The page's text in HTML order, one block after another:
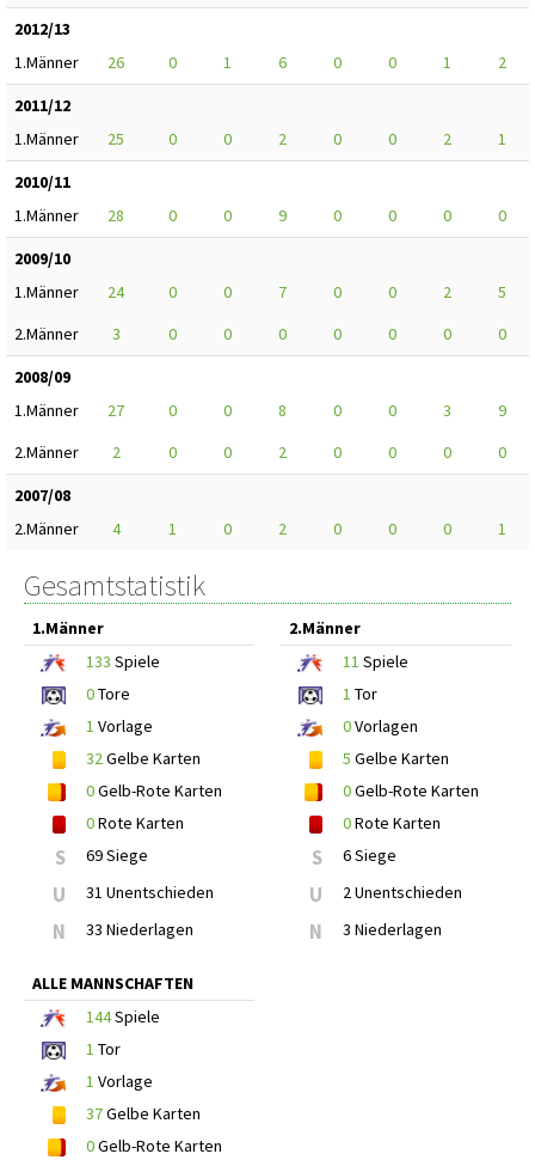
2012/13
1.Männer
26 0 1 6 0 0 1
2
2011/12
1.Männer
25 0 0 2 0 0 2
1
2010/11
1.Männer
28 0 0 9 0 0 0
0
2009/10
1.Männer
24 0 0 7 0 0 2
5
2.Männer
3 0 0 0 0 0 0
0
2008/09
1.Männer
27 0 0 8 0 0 3
9
2.Männer
2 0 0 2 0 0 0
0
2007/08
2.Männer
4 1 0 2 0 0 0 1
Gesamtstatistik
1.Männer
133 Spiele
0Tore
1 Vorlage
32Gelbe Karten
0Gelb-Rote Karten
0Rote Karten
S 69 Siege
U 31 Unentschieden
N 33 Niederlagen
2.Männer
11 Spiele
1 Tor
0Vorlagen
5 Gelbe Karten
0Gelb-Rote Karten
0Rote Karten
S 6 Siege
U 2 Unentschieden
N 3 Niederlagen
ALLE MANNSCHAFTEN
144Spiele
1 Tor
1 Vorlage
37Gelbe Karten
0Gelb-Rote Karten